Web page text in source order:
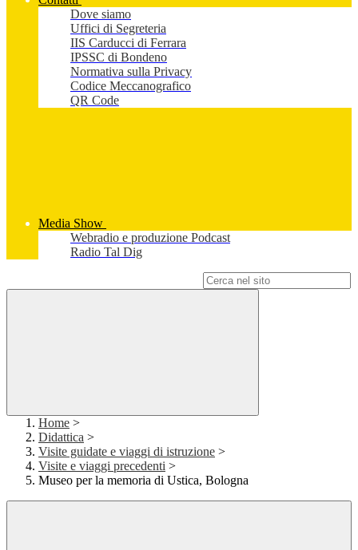
Dove siamo
Uffici di Segreteria
IIS Carducci di Ferrara
IPSSC di Bondeno
Normativa sulla Privacy
Codice Meccanografico
QR Code
Media Show
Webradio e produzione Podcast
Radio Tal Dig
Home >
Didattica >
Visite guidate e viaggi di istruzione >
Visite e viaggi precedenti >
Museo per la memoria di Ustica, Bologna